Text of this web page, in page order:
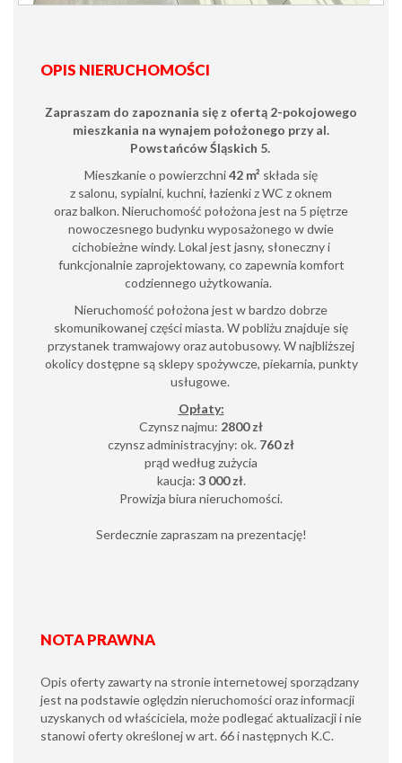
OPIS NIERUCHOMOŚCI
Zapraszam do zapoznania się z ofertą 2-pokojowego
mieszkania na wynajem położonego przy al.
Powstańców Śląskich 5.
Mieszkanie o powierzchni42 m² składa się
z salonu, sypialni, kuchni, łazienki z WC z oknem
orazbalkon. Nieruchomość położona jest na 5 piętrze
nowoczesnego budynku wyposażonego w dwie
cichobieżne windy. Lokal jest jasny, słoneczny i
funkcjonalnie zaprojektowany, co zapewnia komfort
codziennego użytkowania.
Nieruchomość położona jest w bardzo dobrze
skomunikowanej części miasta. W pobliżu znajduje się
przystanek tramwajowy oraz autobusowy. W najbliższej
okolicy dostępne są sklepy spożywcze, piekarnia, punkty
usługowe.
Opłaty:
Czynsz najmu: 2800 zł
czynsz administracyjny: ok. 760 zł
prąd według zużycia
kaucja: 3 000 zł.
Prowizja biura nieruchomości.
Serdecznie zapraszam na prezentację!
NOTA PRAWNA
Opis oferty zawarty na stronie internetowej sporządzany
jest na podstawie oględzin nieruchomości oraz informacji
uzyskanych od właściciela, może podlegać aktualizacji i nie
stanowi oferty określonej w art. 66 i następnych K.C.